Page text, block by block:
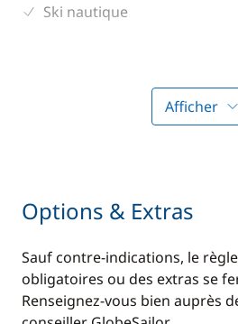
Ski nautique
Afficher
Options & Extras
Sauf contre-indications, le
obligatoires ou des extras se
Renseignez-vous bien auprès